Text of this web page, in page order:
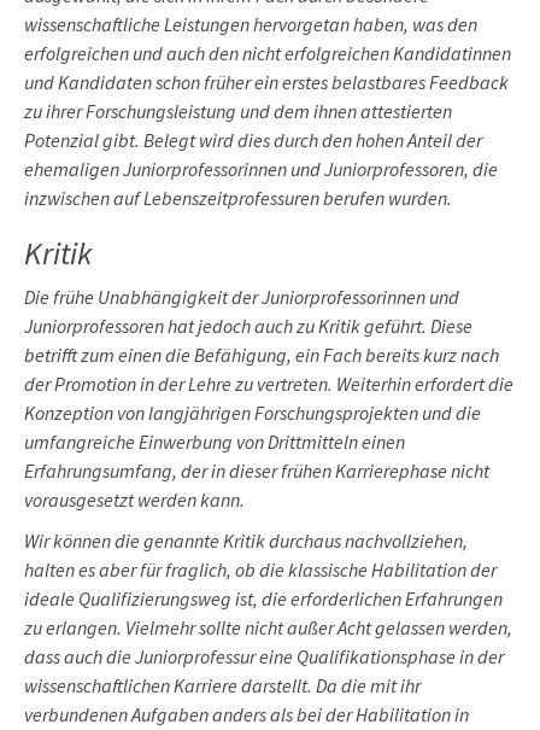
wissenschaftliche Leistungen hervorgetan haben, was den
erfolgreichen und auch den nicht erfolgreichen Kandidatinnen
und Kandidaten schon früher ein erstes belastbares Feedback
zu ihrer Forschungsleistung und dem ihnen attestierten
Potenzial gibt. Belegt wird dies durch den hohen Anteil der
ehemaligen Juniorprofessorinnen und Juniorprofessoren, die
inzwischen auf Lebenszeitprofessuren berufen wurden.
Kritik
Die frühe Unabhängigkeit der Juniorprofessorinnen und
Juniorprofessoren hat jedoch auch zu Kritik geführt. Diese
betrifft zum einen die Befähigung, ein Fach bereits kurz nach
der Promotion in der Lehre zu vertreten. Weiterhin erfordert die
Konzeption von langjährigen Forschungsprojekten und die
umfangreiche Einwerbung von Drittmitteln einen
Erfahrungsumfang, der in dieser frühen Karrierephase nicht
vorausgesetzt werden kann.
Wir können die genannte Kritik durchaus nachvollziehen,
halten es aber für fraglich, ob die klassische Habilitation der
ideale Qualifizierungsweg ist, die erforderlichen Erfahrungen
zu erlangen. Vielmehr sollte nicht außer Acht gelassen werden,
dass auch die Juniorprofessur eine Qualifikationsphase in der
wissenschaftlichen Karriere darstellt. Da die mit ihr
verbundenen Aufgaben anders als bei der Habilitation in